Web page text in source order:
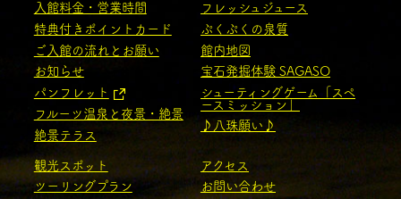
入館料金・営業時間
特典付きポイントカード
ご入館の流れとお願い
お知らせ
パンフレット
フルーツ温泉と夜景・絶景
絶景テラス
フレッシュジュース
ぷくぷくの泉質
館内地図
宝石発掘体験 SAGASO
シューティングゲーム「スペ
ースミッション」
♪八珠願い♪
観光スポット
ツーリングプラン
アクセス
お問い合わせ